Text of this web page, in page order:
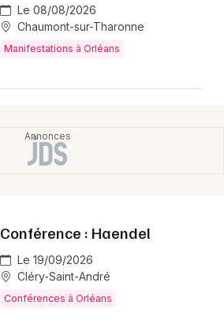
Le 08/08/2026
Chaumont-sur-Tharonne
Manifestations à Orléans
Conférence : Haendel
Le 19/09/2026
Cléry-Saint-André
Conférences à Orléans